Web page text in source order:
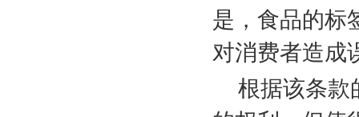
是，食品的标
对消费者造成
根据该条款